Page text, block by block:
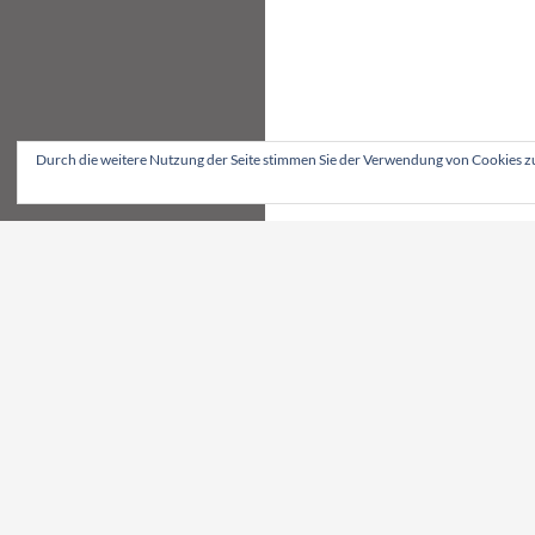
Durch die weitere Nutzung der Seite stimmen Sie der Verwendung von Cookies